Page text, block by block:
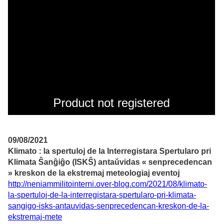
09/08/2021
Klimato : la spertuloj de la Interregistara Spertularo pri
Klimata Ŝanĝiĝo (ISKŜ) antaŭvidas « senprecedencan
» kreskon de la ekstremaj meteologiaj eventoj
http://neniammilitointerni.over-blog.com/2021/08/klimato-
la-spertuloj-de-la-interregistara-spertularo-pri-klimata-
sangigo-isks-antauvidas-senprecedencan-kreskon-de-la-
ekstremaj-mete